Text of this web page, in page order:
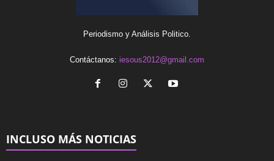
Periodismo y Análisis Politico.
Contáctanos: iesous2012@gmail.com
INCLUSO MÁS NOTICIAS